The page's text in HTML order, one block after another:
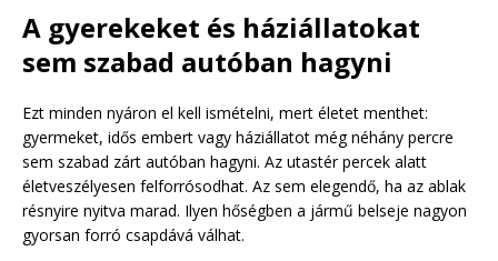
A gyerekeket és háziállatokat
sem szabad autóban hagyni
Ezt minden nyáron el kell ismételni, mert életet menthet:
gyermeket, idős embert vagy háziállatot még néhány percre
sem szabad zárt autóban hagyni. Az utastér percek alatt
életveszélyesen felforrósodhat. Az sem elegendő, ha az ablak
résnyire nyitva marad. Ilyen hőségben a jármű belseje nagyon
gyorsan forró csapdává válhat.